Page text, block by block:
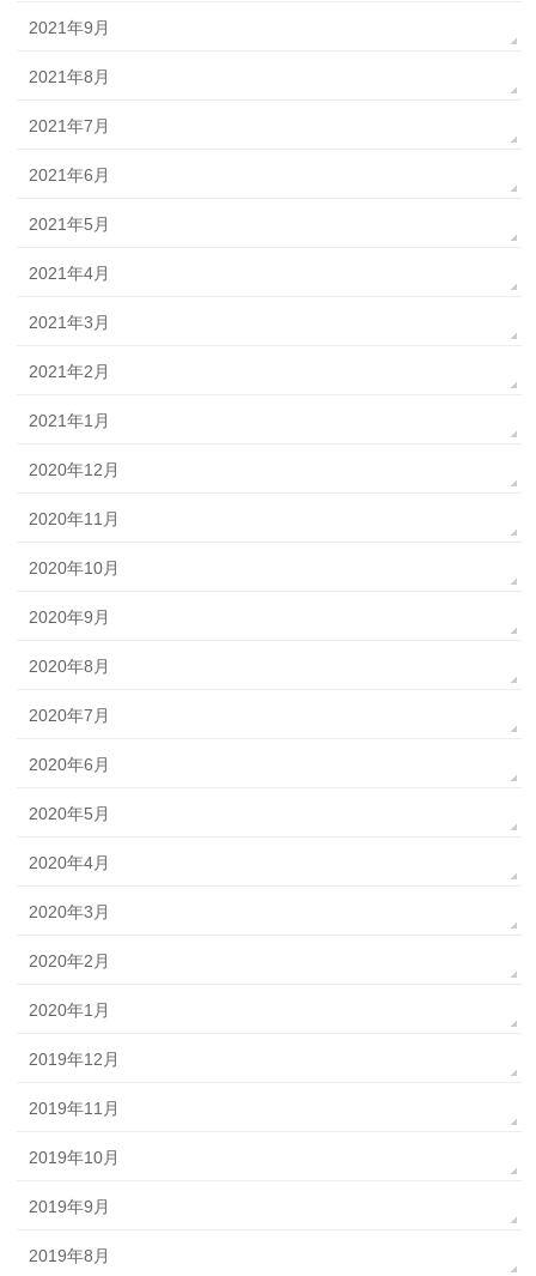
2021年9月
2021年8月
2021年7月
2021年6月
2021年5月
2021年4月
2021年3月
2021年2月
2021年1月
2020年12月
2020年11月
2020年10月
2020年9月
2020年8月
2020年7月
2020年6月
2020年5月
2020年4月
2020年3月
2020年2月
2020年1月
2019年12月
2019年11月
2019年10月
2019年9月
2019年8月